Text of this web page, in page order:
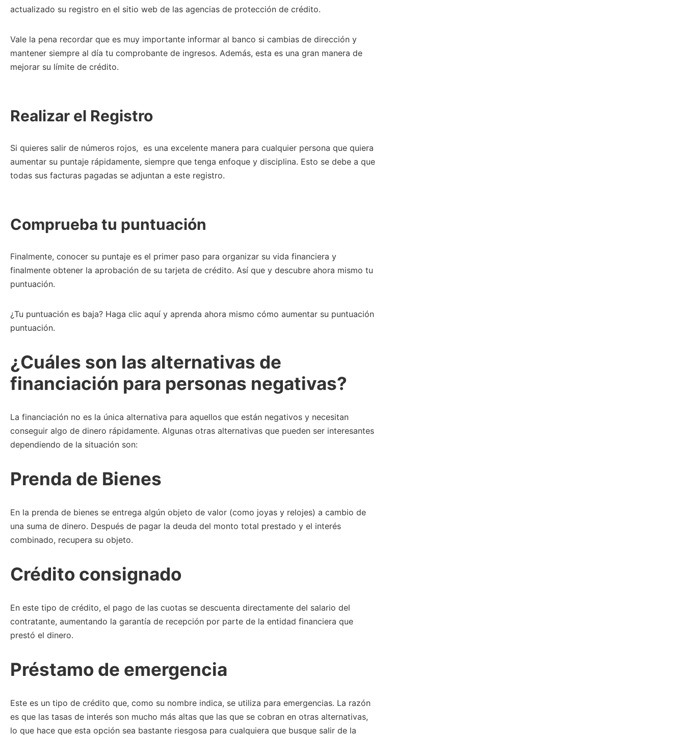
actualizado su registro en el sitio web de las agencias de protección de crédito.
Vale la pena recordar que es muy importante informar al banco si cambias de dirección y
mantener siempre al día tu comprobante de ingresos. Además, esta es una gran manera de
mejorar su límite de crédito.
Realizar el Registro
Si quieres salir de números rojos, es una excelente manera para cualquier persona que quiera
aumentar su puntaje rápidamente, siempre que tenga enfoque y disciplina. Esto se debe a que
todas sus facturas pagadas se adjuntan a este registro.
Comprueba tu puntuación
Finalmente, conocer su puntaje es el primer paso para organizar su vida financiera y
finalmente obtener la aprobación de su tarjeta de crédito. Así que y descubre ahora mismo tu
puntuación.
¿Tu puntuación es baja? Haga clic aquí y aprenda ahora mismo cómo aumentar su puntuación
puntuación.
¿Cuáles son las alternativas de
financiación para personas negativas?
La financiación no es la única alternativa para aquellos que están negativos y necesitan
conseguir algo de dinero rápidamente. Algunas otras alternativas que pueden ser interesantes
dependiendo de la situación son:
Prenda de Bienes
En la prenda de bienes se entrega algún objeto de valor (como joyas y relojes) a cambio de
una suma de dinero. Después de pagar la deuda del monto total prestado y el interés
combinado, recupera su objeto.
Crédito consignado
En este tipo de crédito, el pago de las cuotas se descuenta directamente del salario del
contratante, aumentando la garantía de recepción por parte de la entidad financiera que
prestó el dinero.
Préstamo de emergencia
Este es un tipo de crédito que, como su nombre indica, se utiliza para emergencias. La razón
es que las tasas de interés son mucho más altas que las que se cobran en otras alternativas,
lo que hace que esta opción sea bastante riesgosa para cualquiera que busque salir de la